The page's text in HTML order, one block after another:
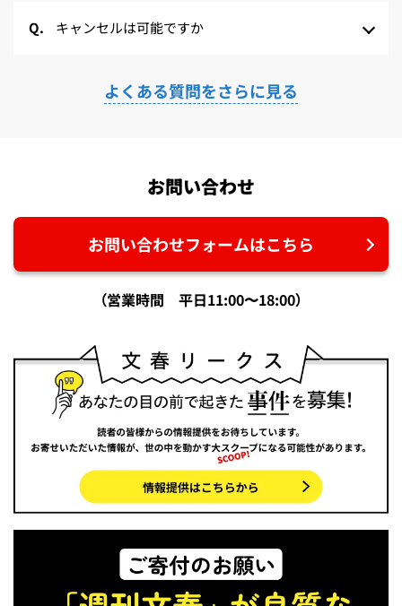
キャンセルは可能ですか
よくある質問をさらに見る
お問い合わせ
お問い合わせフォームはこちら
（営業時間 平日11:00〜18:00）